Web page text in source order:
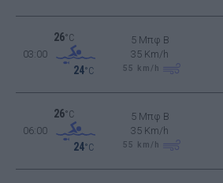
03:00
26°C
24°C
5 Μπφ B
35 Km/h
55 km/h
06:00
26°C
24°C
5 Μπφ B
35 Km/h
55 km/h